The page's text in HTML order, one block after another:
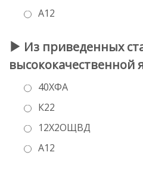
А12
Из приведенных
высококачественной
40ХФА
К22
12Х2ОЩ­ВД
А12